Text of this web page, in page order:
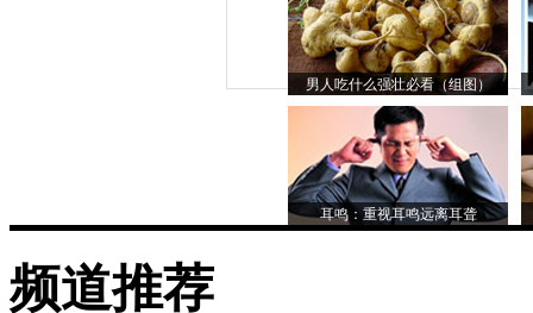
男人吃什么强壮必看（组图）
耳鸣：重视耳鸣远离耳聋
频道推荐